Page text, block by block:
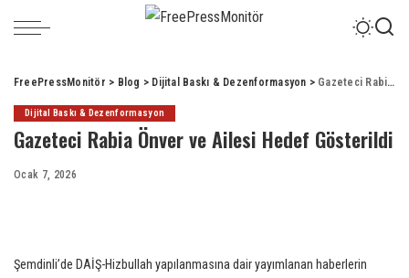
FreePressMonitör > Blog > Dijital Baskı & Dezenformasyon > Gazeteci Rabia Önver ve Ailesi Hedef Gösterildi
Dijital Baskı & Dezenformasyon
Gazeteci Rabia Önver ve Ailesi Hedef Gösterildi
Ocak 7, 2026
Şemdinli’de DAİŞ-Hizbullah yapılanmasına dair yayımlanan haberlerin